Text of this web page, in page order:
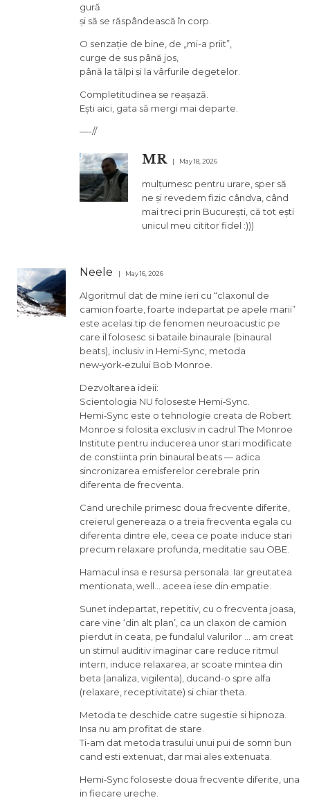
gură
și să se răspândească în corp.
O senzație de bine, de „mi-a priit”,
curge de sus până jos,
până la tălpi și la vârfurile degetelor.
Completitudinea se reașază.
Ești aici, gata să mergi mai departe.
—-//
MR May 18, 2026
mulțumesc pentru urare, sper să
ne și revedem fizic cândva, când
mai treci prin București, că tot ești
unicul meu cititor fidel :)))
Neele May 16, 2026
Algoritmul dat de mine ieri cu “claxonul de
camion foarte, foarte indepartat pe apele marii”
este acelasi tip de fenomen neuroacustic pe
care il folosesc si bataile binaurale (binaural
beats), inclusiv in Hemi‑Sync, metoda
new‑york‑ezului Bob Monroe.
Dezvoltarea ideii:
Scientologia NU foloseste Hemi‑Sync.
Hemi‑Sync este o tehnologie creata de Robert
Monroe si folosita exclusiv in cadrul The Monroe
Institute pentru inducerea unor stari modificate
de constiinta prin binaural beats — adica
sincronizarea emisferelor cerebrale prin
diferenta de frecventa.
Cand urechile primesc doua frecvente diferite,
creierul genereaza o a treia frecventa egala cu
diferenta dintre ele, ceea ce poate induce stari
precum relaxare profunda, meditatie sau OBE.
Hamacul insa e resursa personala. Iar greutatea
mentionata, well… aceea iese din empatie.
Sunet indepartat, repetitiv, cu o frecventa joasa,
care vine ‘din alt plan’, ca un claxon de camion
pierdut in ceata, pe fundalul valurilor … am creat
un stimul auditiv imaginar care reduce ritmul
intern, induce relaxarea, ar scoate mintea din
beta (analiza, vigilenta), ducand-o spre alfa
(relaxare, receptivitate) si chiar theta.
Metoda te deschide catre sugestie si hipnoza.
Insa nu am profitat de stare.
Ti-am dat metoda trasului unui pui de somn bun
cand esti extenuat, dar mai ales extenuata.
Hemi‑Sync foloseste doua frecvente diferite, una
in fiecare ureche.